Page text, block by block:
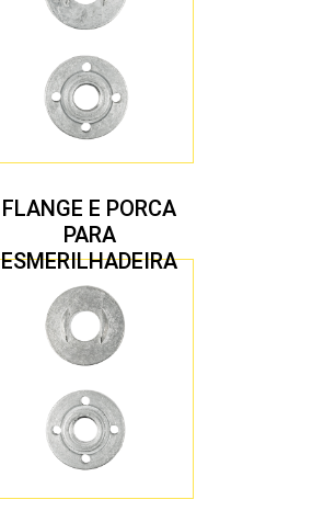
FLANGE E PORCA
PARA
ESMERILHADEIRA
4.1/2″ 22,23 MM